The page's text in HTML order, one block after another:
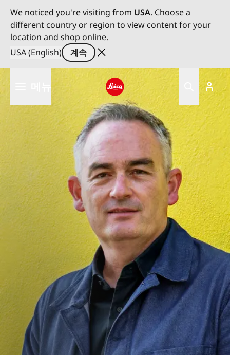
We noticed you're visiting from USA. Choose a
different country or region to view content for your
location and shop online.
USA (English)
계속
요
츠
너
뛰
Leica logo - Home